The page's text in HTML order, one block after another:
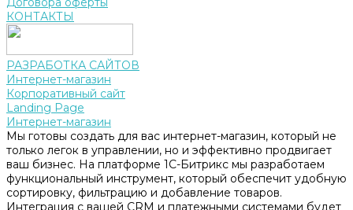
КОНТАКТЫ
РАЗРАБОТКА САЙТОВ
Интернет-магазин
Корпоративный сайт
Landing Page
Интернет-магазин
Мы готовы создать для вас интернет-магазин, который не
только легок в управлении, но и эффективно продвигает
ваш бизнес. На платформе 1С-Битрикс мы разработаем
функциональный инструмент, который обеспечит удобную
сортировку, фильтрацию и добавление товаров.
Интеграция с вашей CRM и платежными системами будет